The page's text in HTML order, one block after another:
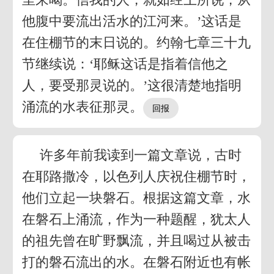
他腹中要流出活水的江河来。’这话是
在住棚节的末日说的。约翰七章三十九
节继续说：‘耶稣这话是指着信他之
人，要受那灵说的。’这很清楚地指明
涌流的水表征那灵。
许多年前我读到一篇文章说，古时
在耶路撒冷，以色列人庆祝住棚节时，
他们立起一块磐石。根据这篇文章，水
在磐石上涌流，作为一种题醒，犹太人
的祖先曾在旷野飘流，并且喝过从被击
打的磐石流出的水。在磐石附近也有帐